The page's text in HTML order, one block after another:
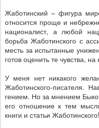
Жаботинский – фигура
относится проще и
националист, а любой
борьба Жаботинского с
месть за испытанные
готов оценить те чувства,
У меня нет никакого
Жаботинского-писателя.
гением. Но за мнением
его отношение к тем
книги и статьи Жаботинского!